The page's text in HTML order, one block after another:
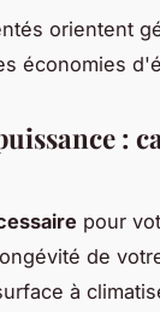
orientent
économies
:
pour
de
à